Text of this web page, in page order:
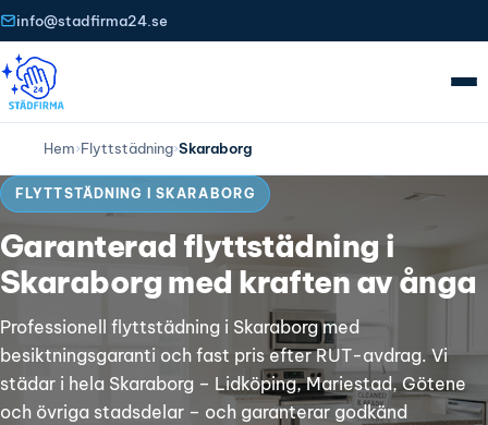
info@stadfirma24.se
Hem›Flyttstädning›Skaraborg
FLYTTSTÄDNING I SKARABORG
Garanterad flyttstädning i
Skaraborg med kraften av ånga
Professionell flyttstädning i Skaraborg med
besiktningsgaranti och fast pris efter RUT-avdrag. Vi
städar i hela Skaraborg – Lidköping, Mariestad, Götene
och övriga stadsdelar – och garanterar godkänd